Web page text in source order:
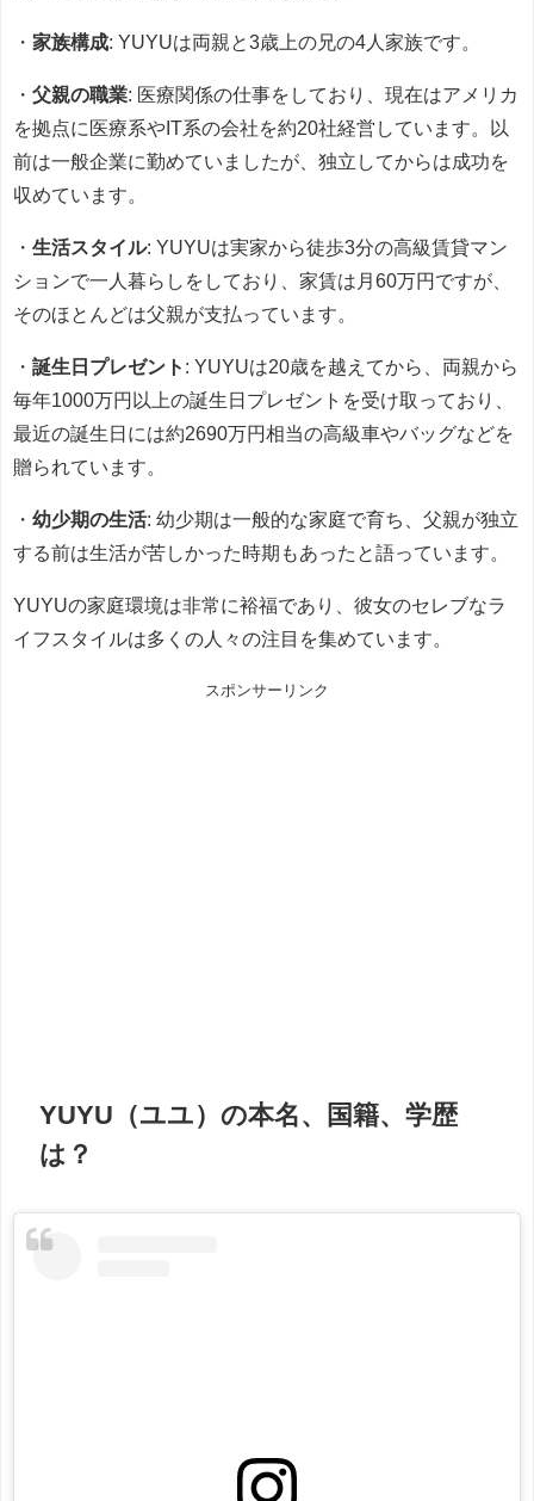
・ 家族構成: YUYUは両親と3歳上の兄の4人家族です。
・ 父親の職業: 医療関係の仕事をしており、現在はアメリカ
を拠点に医療系やIT系の会社を約20社経営しています。以
前は一般企業に勤めていましたが、独立してからは成功を
収めています。
・ 生活スタイル: YUYUは実家から徒歩3分の高級賃貸マン
ションで一人暮らしをしており、家賃は月60万円ですが、
そのほとんどは父親が支払っています。
・ 誕生日プレゼント : YUYUは20歳を越えてから、両親から
毎年1000万円以上の誕生日プレゼントを受け取っており、
最近の誕生日には約2690万円相当の高級車やバッグなどを
贈られています。
・ 幼少期の生活: 幼少期は一般的な家庭で育ち、父親が独立
する前は生活が苦しかった時期もあったと語っています。
YUYUの家庭環境は非常に裕福であり、彼女のセレブなラ
イフスタイルは多くの人々の注目を集めています。
スポンサーリンク
YUYU（ユユ）の本名、国籍、学歴
は？